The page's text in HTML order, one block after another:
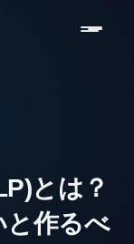
とは？
と作るべ